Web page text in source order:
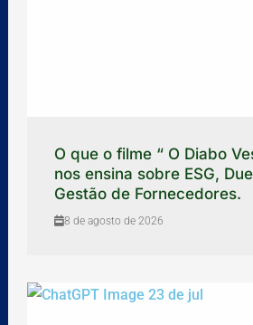
O que o filme “ O Diabo
nos ensina sobre ESG,
Gestão de Fornecedores.
8 de agosto de 2026